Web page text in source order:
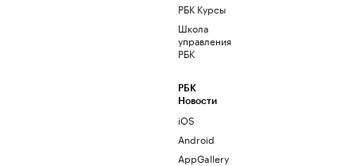
РБК Курсы
Школа
управления
РБК
РБК
Новости
iOS
Android
AppGallery